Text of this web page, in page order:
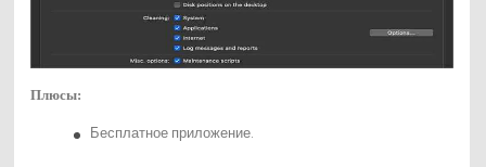
Плюсы:
Бесплатное приложение.